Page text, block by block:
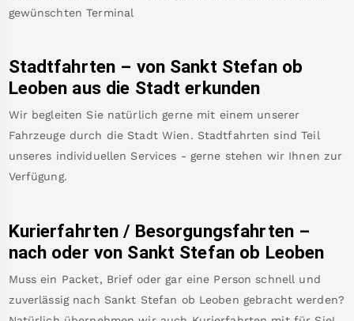
gewünschten Terminal
Stadtfahrten – von Sankt Stefan ob
Leoben aus die Stadt erkunden
Wir begleiten Sie natürlich gerne mit einem unserer
Fahrzeuge durch die Stadt Wien. Stadtfahrten sind Teil
unseres individuellen Services - gerne stehen wir Ihnen zur
Verfügung.
Kurierfahrten / Besorgungsfahrten –
nach oder von Sankt Stefan ob Leoben
Muss ein Packet, Brief oder gar eine Person schnell und
zuverlässig nach Sankt Stefan ob Leoben gebracht werden?